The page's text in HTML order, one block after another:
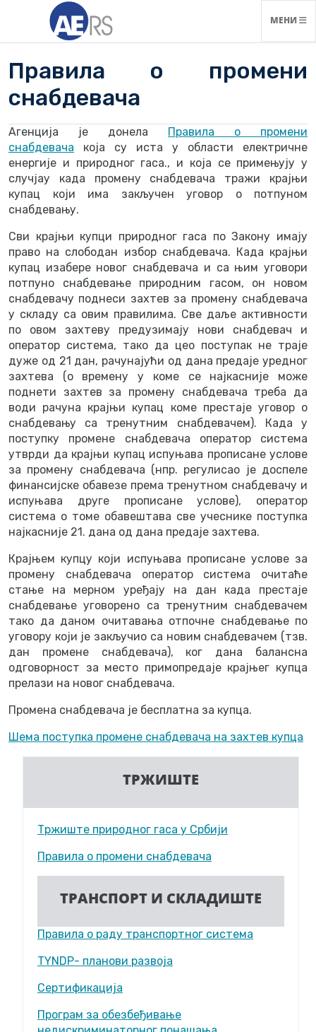
МЕНИ
Правила о промени
снабдевача
Агенција је донела Правила о промени
снабдевача која су иста у области електричне
енергије и природног гаса., и која се примењују у
случјау када промену снабдевача тражи крајњи
купац који има закључен уговор о потпуном
снабдевању.
Сви крајњи купци природног гаса по Закону имају
право на слободан избор снабдевача. Када крајњи
купац изабере новог снабдевача и са њим уговори
потпуно снабдевање природним гасом, он новом
снабдевачу поднеси захтев за промену снабдевача
у складу са овим правилима. Све даље активности
по овом захтеву предузимају нови снабдевач и
оператор система, тако да цео поступак не траје
дуже од 21 дан, рачунајући од дана предаје уредног
захтева (о времену у коме се најкасније може
поднети захтев за промену снабдевача треба да
води рачуна крајњи купац коме престаје уговор о
снабдевању са тренутним снабдевачем). Када у
поступку промене снабдевача оператор система
утврди да крајњи купац испуњава прописане услове
за промену снабдевача (нпр. регулисао je доспеле
финансијске обавезе према тренутном снабдевачу и
испуњава друге прописане услове), оператор
система о томе обавештава све учеснике поступка
најкасније 21. дана од дана предаје захтева.
Крајњем купцу који испуњава прописане услове за
промену снабдевача оператор система очитаће
стање на мерном уређају на дан када престаје
снабдевање уговорено са тренутним снабдевачем
тако да даном очитавања отпочне снабдевање по
уговору који је закључио са новим снабдевачем (тзв.
дан промене снабдевача), ког дана балансна
одговорност за место примопредаје крајњег купца
прелази на новог снабдевача.
Промена снабдевача је бесплатна за купца.
Шема поступка промене снабдевача на захтев купца
ТРЖИШТЕ
Тржиште природног гаса у Србији
Правила о промени снабдевача
ТРАНСПОРТ И СКЛАДИШТЕ
Правила о раду транспортног система
TYNDP- планови развоја
Сертификација
Програм за обезбеђивање